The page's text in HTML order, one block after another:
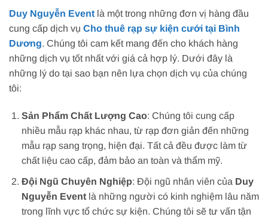
Duy Nguyễn Event là một trong những đơn vị hàng đầu
cung cấp dịch vụ Cho thuê rạp sự kiện cưới tại Bình
Dương. Chúng tôi cam kết mang đến cho khách hàng
những dịch vụ tốt nhất với giá cả hợp lý. Dưới đây là
những lý do tại sao bạn nên lựa chọn dịch vụ của chúng
tôi:
Sản Phẩm Chất Lượng Cao: Chúng tôi cung cấp
nhiều mẫu rạp khác nhau, từ rạp đơn giản đến những
mẫu rạp sang trọng, hiện đại. Tất cả đều được làm từ
chất liệu cao cấp, đảm bảo an toàn và thẩm mỹ.
Đội Ngũ Chuyên Nghiệp: Đội ngũ nhân viên của Duy
Nguyễn Event là những người có kinh nghiệm lâu năm
trong lĩnh vực tổ chức sự kiện. Chúng tôi sẽ tư vấn tận